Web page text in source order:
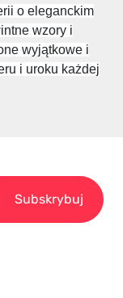
o eleganckim
wzory i
wyjątkowe i
i uroku każdej